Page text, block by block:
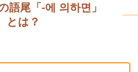
語尾「-에 의하면」
とは？